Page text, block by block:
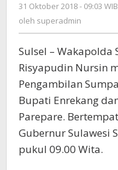
31 Oktober 2018 - 09:03 WIB
oleh superadmin
Sulsel – Wakapolda
Risyapudin Nursin
Pengambilan
Bupati Enrekang
Parepare.
Gubernur Sulawesi
pukul 09.00 Wita.